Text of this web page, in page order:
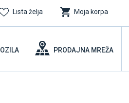
Lista želja Moja korpa
PRODAJNA MREŽA